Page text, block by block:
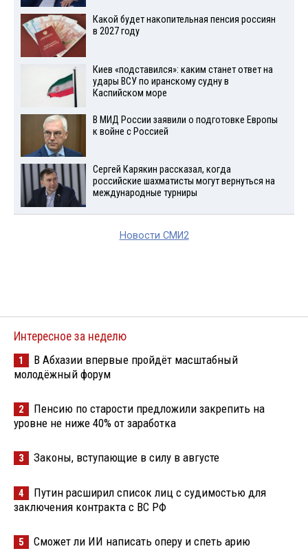
Какой будет накопительная пенсия россиян
в 2027 году
Киев «подставился»: каким станет ответ на
удары ВСУ по иранскому судну в
Каспийском море
В МИД России заявили о подготовке Европы
к войне с Россией
Сергей Карякин рассказал, когда
российские шахматисты могут вернуться на
международные турниры
Новости СМИ2
Интересное за неделю
1
В Абхазии впервые пройдёт масштабный
молодёжный форум
2
Пенсию по старости предложили закрепить на
уровне не ниже 40% от заработка
3 Законы, вступающие в силу в августе
4
Путин расширил список лиц с судимостью для
заключения контракта с ВС РФ
5 Сможет ли ИИ написать оперу и спеть арию